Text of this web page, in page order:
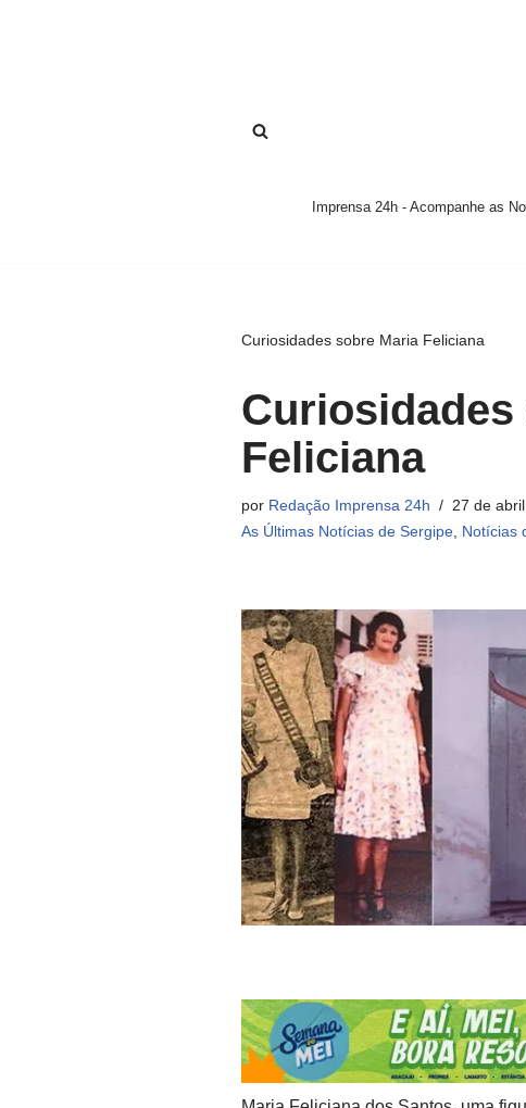
Imprensa 24h - Acompanhe as
Curiosidades sobre Maria Feliciana
Feliciana
por Redação Imprensa 24h
27 de
As Últimas Notícias de Sergipe Notícias